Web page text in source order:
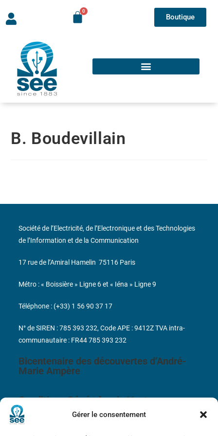
Gérer le consentement
Boutique
B. Boudevillain
Bicentenaire des découvertes d’André-
Marie Ampère
Conditions Générales de Vente
Société de l’Electricité, de l’Electronique et des Technologies
de l’Information et de la Communication
17 rue de l’Amiral Hamelin 75116 Paris
Métro : « Boissière » Ligne 6 et « Iéna » Ligne 9
Téléphone : (+33) 1 56 90 37 17
N° de SIREN : 785 393 232, Code APE : 9412Z TVA intra-
communautaire : FR44 785 393 232